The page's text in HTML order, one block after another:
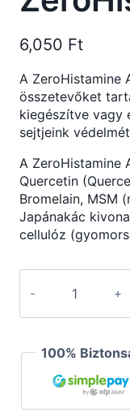
6,050 Ft
A ZeroHistamine
összetevőket
kiegészítve vagy
sejtjeink
A ZeroHistamine
Quercetin
Bromelain, MSM
Japánakác
cellulóz
100%